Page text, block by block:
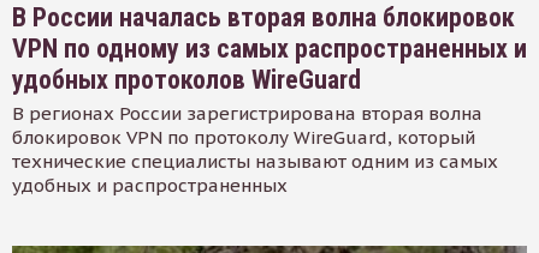
В России началась вторая волна блокировок
VPN по одному из самых распространенных и
удобных протоколов WireGuard
В регионах России зарегистрирована вторая волна
блокировок VPN по протоколу WireGuard, который
технические специалисты называют одним из самых
удобных и распространенных